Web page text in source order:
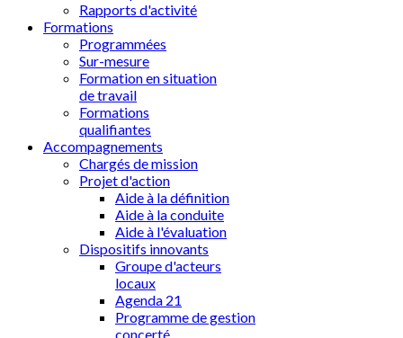
Rapports d'activité
Formations
Programmées
Sur-mesure
Formation en situation
de travail
Formations
qualifiantes
Accompagnements
Chargés de mission
Projet d'action
Aide à la définition
Aide à la conduite
Aide à l'évaluation
Dispositifs innovants
Groupe d'acteurs
locaux
Agenda 21
Programme de gestion
concerté